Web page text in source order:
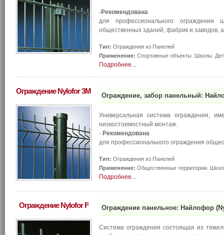
-Рекомендована
для профессионального ограждения
общественных зданий, фабрик и заводов,
Тип: Ограждения из Панелей
Применение: Спортивные объекты. Школы.
Подробнее...
Ограждение Nylofor 3M
Ограждение, забор панельный:
Универсальная система ограждения,
низкостоимостный монтаж.
- Рекомендована
для профессионального ограждения
Тип: Ограждения из Панелей
Применение: Общественные территории.
Подробнее...
Ограждение Nylofor F Ограждение панельное: Найлофор
Система ограждения состоящая из